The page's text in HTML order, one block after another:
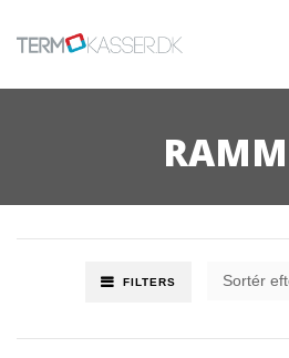
FILTERS Sortér